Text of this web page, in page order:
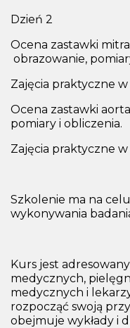
Dzień 2
Ocena zastawki
obrazowanie,
Zajęcia praktyczne
Ocena zastawki
pomiary i obliczenia.
Zajęcia praktyczne
Szkolenie ma na
wykonywania
Kurs jest
medycznych,
medycznych i
rozpocząć swoją
obejmuje wykłady i